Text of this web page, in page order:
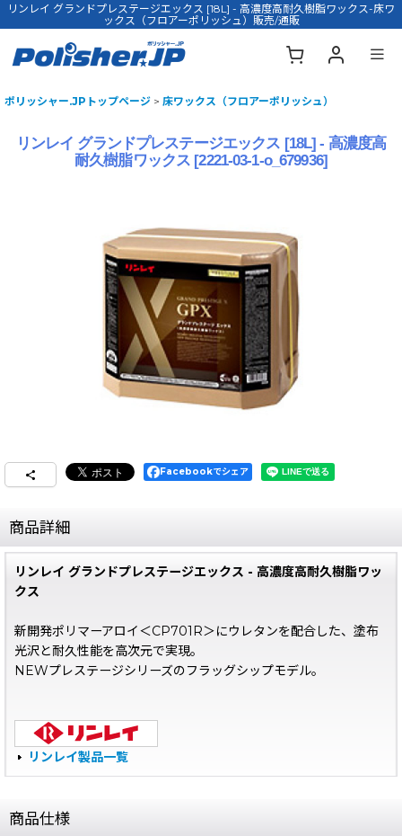
リンレイ グランドプレステージエックス [18L] - 高濃度高耐久樹脂ワックス-床ワ
ックス（フロアーポリッシュ）販売/通販
ポリッシャー.JPトップページ > 床ワックス（フロアーポリッシュ）
リンレイ グランドプレステージエックス [18L] - 高濃度高
耐久樹脂ワックス [2221-03-1-o_679936]
Facebookでシェア
商品詳細
リンレイ グランドプレステージエックス - 高濃度高耐久樹脂ワッ
クス
新開発ポリマーアロイ＜CP701R＞にウレタンを配合した、塗布
光沢と耐久性能を高次元で実現。
NEWプレステージシリーズのフラッグシップモデル。
リンレイ製品一覧
商品仕様